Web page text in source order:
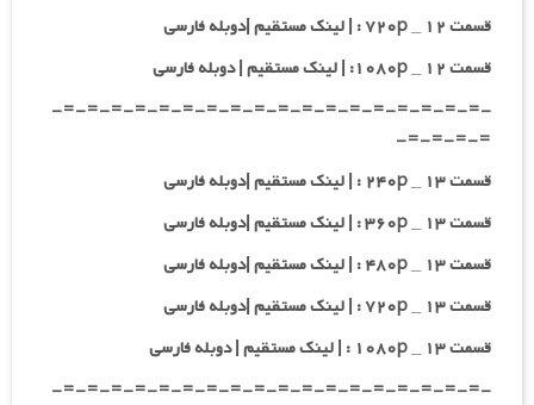
قسمت ۱۲ _ ۷۲۰p : | لینک مستقیم |دوبله فارسی
قسمت ۱۲ _ ۱۰۸۰p: | لینک مستقیم | دوبله فارسی
-=-=-=-=-=-=-=-=-=-=-=-=-=-=-=-=-=-=-
=-=-=-=-
قسمت ۱۳ _ ۲۴۰p : | لینک مستقیم |دوبله فارسی
قسمت ۱۳ _ ۳۶۰p : | لینک مستقیم |دوبله فارسی
قسمت ۱۳ _ ۴۸۰p : | لینک مستقیم |دوبله فارسی
قسمت ۱۳ _ ۷۲۰p : | لینک مستقیم |دوبله فارسی
قسمت ۱۳ _ ۱۰۸۰p : | لینک مستقیم | دوبله فارسی
-=-=-=-=-=-=-=-=-=-=-=-=-=-=-=-=-=-=-